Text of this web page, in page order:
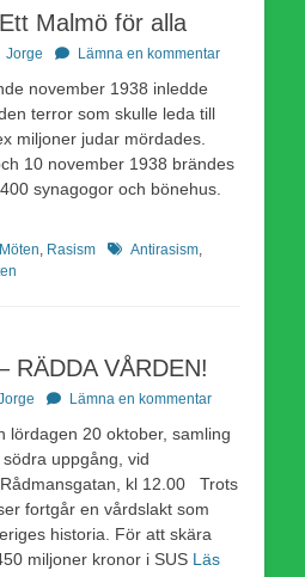
Malmö för alla
Jorge Lämna en kommentar
november 1938 inledde
terror som skulle leda till
miljoner judar mördades.
10 november 1938 brändes
synagogor och bönehus.
Möten Rasism Etiketter
Antirasism
RÄDDA VÅRDEN!
Lämna en kommentar
lördagen 20 oktober, samling
uppgång, vid
kl 12.00 Trots
fortgår en vårdslakt som
historia. För att skära
miljoner kronor i SUS Läs